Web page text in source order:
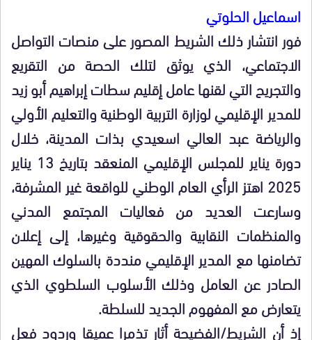
اسماعيل الحلوتي
فور انتشار ذلك الشريط المصور على منصات التواصل
الاجتماعي، الذي يوثق لتلك الحصة من التقريع
والتجريح التي لقنها عامل إقليم سطات إبراهيم أبو زيد
للمدير الإقليمي لوزارة التربية الوطنية والتعليم الأولي
والرياضة عبد العالي اسعيدي بذات المدينة، خلال
دورة يناير للمجلس الإقليمي المنعقد بتاريخ 13 يناير
2025 اهتز الرأي العام الوطني للواقعة غير المشرفة،
وسارعت العديد من فعاليات المجتمع المدني
والمنظمات النقابية والحقوقية وغيرها، إلى إعلان
تضامنها مع المدير الإقليمي منددة بالسلوك المهين
الصادر عن العامل وذلك الأسلوب السلطوي الذي
يتعارض مع المفهوم الجديد للسلطة.
إذ أن الشريط/الفضيحة أثار تذمرا عميقا وردود فعل